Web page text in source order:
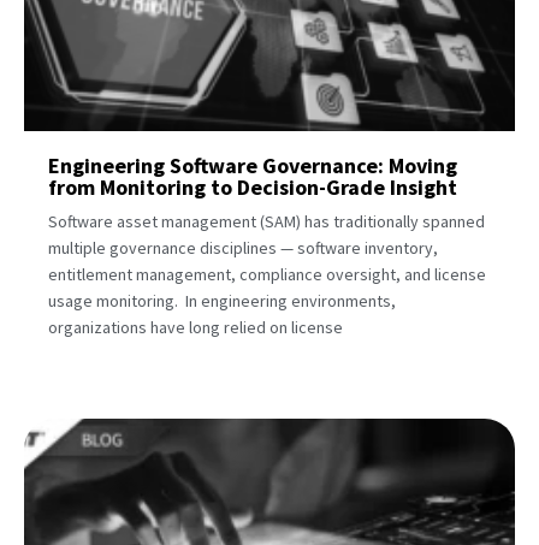
Engineering Software Governance: Moving
from Monitoring to Decision-Grade Insight
Software asset management (SAM) has traditionally spanned
multiple governance disciplines — software inventory,
entitlement management, compliance oversight, and license
usage monitoring. In engineering environments,
organizations have long relied on license